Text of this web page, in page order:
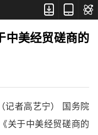



中美经贸磋商的
记者高艺宁） 国务院
关于中美经贸磋商的